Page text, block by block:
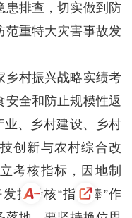
患排查，切实做到防
范重特大灾害事故发
乡村振兴战略实绩考
安全和防止规模性返
业、乡村建设、乡村
创新与农村综合改
考核指标，因地制
挥考核“指挥棒”作